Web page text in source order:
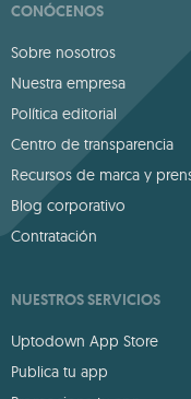
CONÓCENOS
Sobre nosotros
Nuestra empresa
Política editorial
Centro de transparencia
Recursos de marca y
Blog corporativo
Contratación
NUESTROS SERVICIOS
Uptodown App Store
Publica tu app